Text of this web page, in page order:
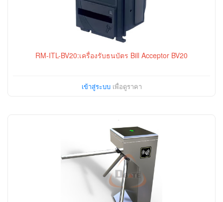
RM-ITL-BV20:เครื่องรับธนบัตร Bill Acceptor BV20
เข้าสู่ระบบเพื่อดูราคา